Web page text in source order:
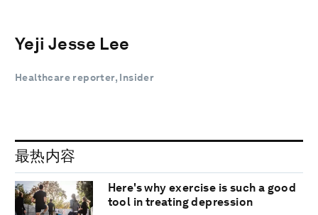
Yeji Jesse Lee
Healthcare reporter, Insider
最热内容
Here's why exercise is such a good
tool in treating depression